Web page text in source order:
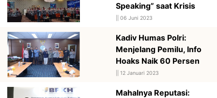
Speaking” saat Krisis
06 Juni 2023
Kadiv Humas Polri:
Menjelang Pemilu, Info
Hoaks Naik 60 Persen
12 Januari 2023
Mahalnya Reputasi: